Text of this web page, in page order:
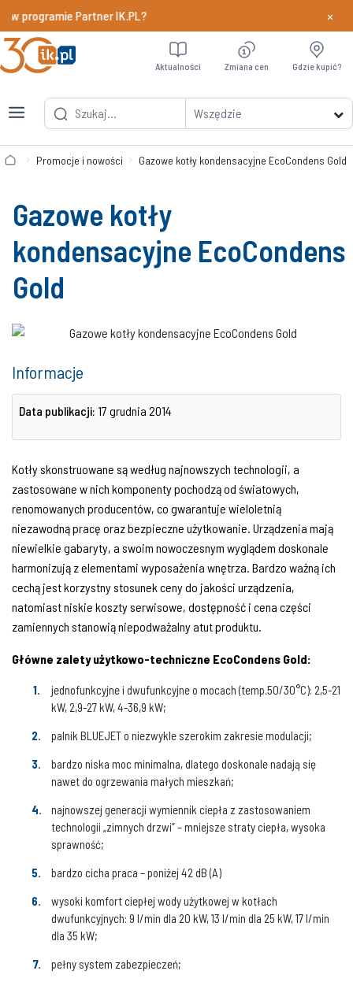
programie Partner IK.PL? Dowiedz
×
Wszędzie
Aktualności Zmiana cen Gdzie kupić?
Promocje i nowości Gazowe kotły kondensacyjne EcoCondens Gold
Gazowe kotły
kondensacyjne EcoCondens
Gold
Informacje
Data publikacji: 17 grudnia 2014
Kotły skonstruowane są według najnowszych technologii, a
zastosowane w nich komponenty pochodzą od światowych,
renomowanych producentów, co gwarantuje wieloletnią
niezawodną pracę oraz bezpieczne użytkowanie. Urządzenia mają
niewielkie gabaryty, a swoim nowoczesnym wyglądem doskonale
harmonizują z elementami wyposażenia wnętrza. Bardzo ważną ich
cechą jest korzystny stosunek ceny do jakości urządzenia,
natomiast niskie koszty serwisowe, dostępność i cena części
zamiennych stanowią niepodważalny atut produktu.
Główne zalety użytkowo-techniczne EcoCondens Gold:
jednofunkcyjne i dwufunkcyjne o mocach (temp.50/30°C): 2,5-21
kW, 2,9-27 kW, 4-36,9 kW;
palnik BLUEJET o niezwykle szerokim zakresie modulacji;
bardzo niska moc minimalna, dlatego doskonale nadają się
nawet do ogrzewania małych mieszkań;
najnowszej generacji wymiennik ciepła z zastosowaniem
technologii „zimnych drzwi” – mniejsze straty ciepła, wysoka
sprawność;
bardzo cicha praca – poniżej 42 dB (A)
wysoki komfort ciepłej wody użytkowej w kotłach
dwufunkcyjnych: 9 l/min dla 20 kW, 13 l/min dla 25 kW, 17 l/min
dla 35 kW;
pełny system zabezpieczeń;